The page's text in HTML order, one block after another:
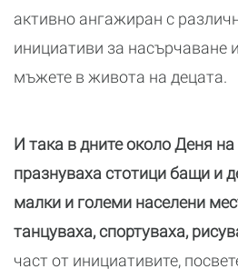
активно ангажиран с
инициативи за насърчаване
мъжете в живота на децата.
И така в дните около Деня
празнуваха стотици бащи и
малки и големи населени
танцуваха, спортуваха,
част от инициативите,